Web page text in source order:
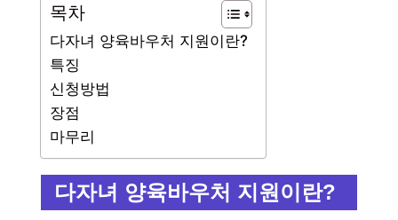
목차
다자녀 양육바우처 지원이란?
특징
신청방법
장점
마무리
다자녀 양육바우처 지원이란?